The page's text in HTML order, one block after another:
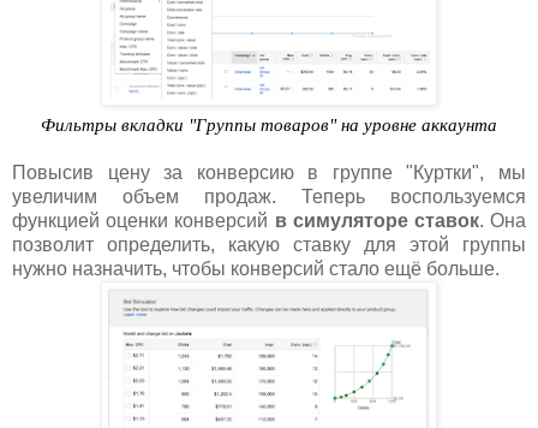
Фильтры вкладки "Группы товаров" на уровне аккаунта
Повысив цену за конверсию в группе "Куртки", мы
увеличим объем продаж. Теперь воспользуемся
функцией оценки конверсий в симуляторе ставок. Она
позволит определить, какую ставку для этой группы
нужно назначить, чтобы конверсий стало ещё больше.